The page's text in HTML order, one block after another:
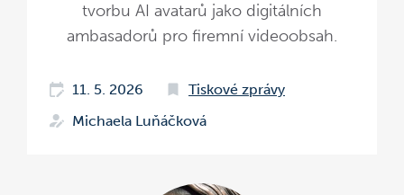
tvorbu AI avatarů jako digitálních
ambasadorů pro firemní videoobsah.
11. 5. 2026
Tiskové zprávy
Michaela Luňáčková